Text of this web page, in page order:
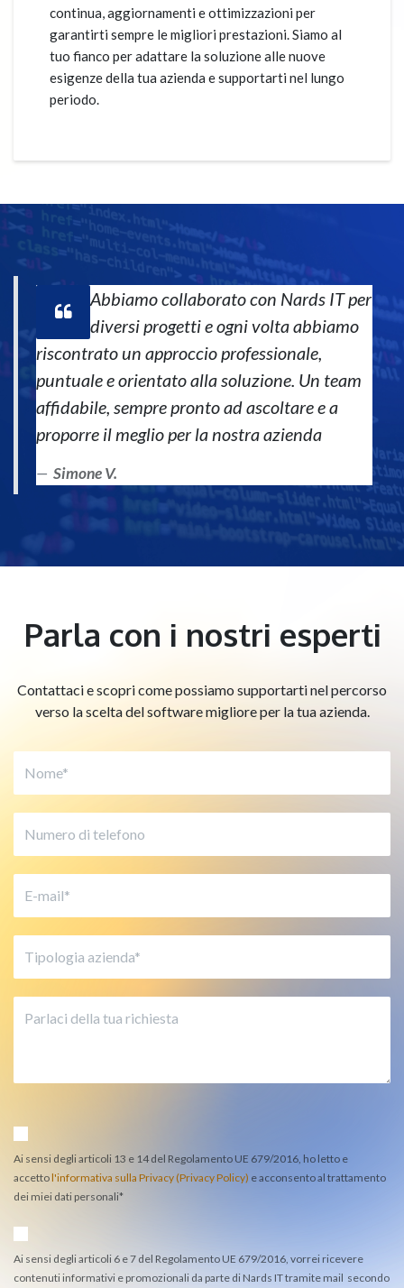
continua, aggiornamenti e ottimizzazioni per
garantirti sempre le migliori prestazioni. Siamo al
tuo fianco per adattare la soluzione alle nuove
esigenze della tua azienda e supportarti nel lungo
periodo.
Abbiamo collaborato con Nards IT per
diversi progetti e ogni volta abbiamo
riscontrato un approccio professionale,
puntuale e orientato alla soluzione. Un team
affidabile, sempre pronto ad ascoltare e a
proporre il meglio per la nostra azienda
Simone V.
Parla con i nostri esperti
Contattaci e scopri come possiamo supportarti nel percorso
verso la scelta del software migliore per la tua azienda.
Ai sensi degli articoli 13 e 14 del Regolamento UE 679/2016, ho letto e
accettol'informativa sulla Privacy (Privacy Policy) e acconsento al trattamento
dei miei dati personali*
Ai sensi degli articoli 6 e 7 del Regolamento UE 679/2016, vorrei ricevere
contenuti informativi e promozionali da parte di Nards IT tramite mail secondo